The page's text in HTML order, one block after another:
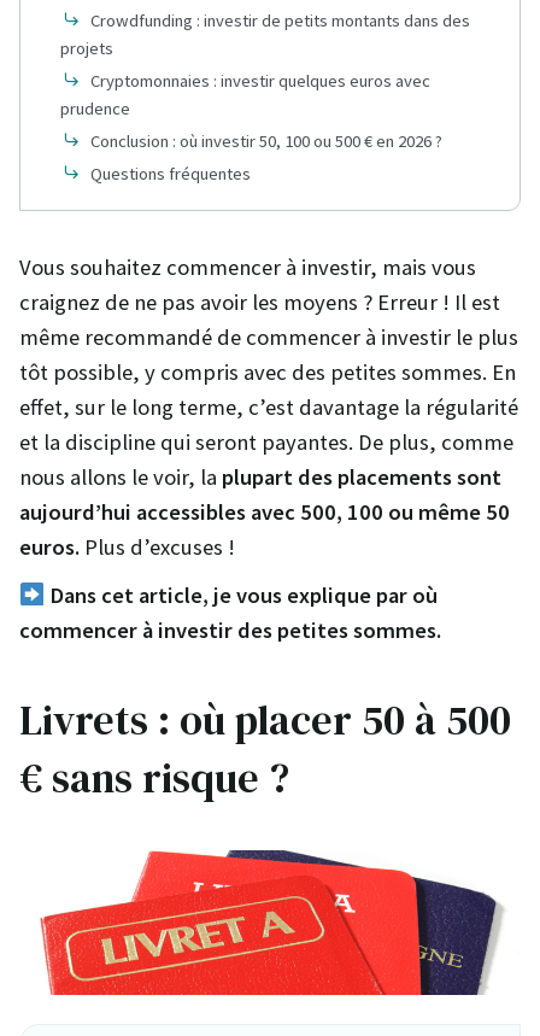
Crowdfunding : investir de petits montants dans des
projets
Cryptomonnaies : investir quelques euros avec
prudence
Conclusion : où investir 50, 100 ou 500 € en 2026 ?
Questions fréquentes
Vous souhaitez commencer à investir, mais vous
craignez de ne pas avoir les moyens ? Erreur ! Il est
même recommandé de commencer à investir le plus
tôt possible, y compris avec des petites sommes. En
effet, sur le long terme, c’est davantage la régularité
et la discipline qui seront payantes. De plus, comme
nous allons le voir, la plupart des placements sont
aujourd’hui accessibles avec 500, 100 ou même 50
euros. Plus d’excuses !
Dans cet article, je vous explique par où
commencer à investir des petites sommes.
Livrets : où placer 50 à 500
€ sans risque ?